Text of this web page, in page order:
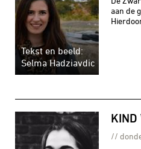
Tekst en beeld:
Selma Hadziavdic
aan de
KIND